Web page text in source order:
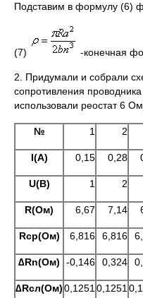
Подставим в формулу (6)
(7) -конечная
2. Придумали и собрали
сопротивления
использовали реостат 6
№ 1 2
I(А) 0,15 0,28
U(В) 1 2
R(Ом) 6,67 7,14
Rср(Ом) 6,816 6,816
∆Rn(Ом) -0,146 0,324
∆Rсл(Ом)0,1251 0,1251